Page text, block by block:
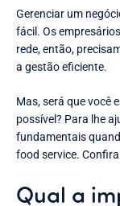
Gerenciar um
fácil. Os
rede, então,
a gestão eficiente.
Mas, será que você
possível? Para lhe
fundamentais
food service.
Qual a